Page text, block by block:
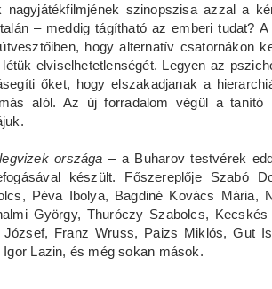
nagyjátékfilmjének szinopszisa azzal a
– meddig tágítható az emberi tudat?
hogy alternatív csatornákon
elviselhetetlenségét. Legyen az
őket, hogy elszakadjanak a
alól. Az új forradalom végül a tanító
országa – a Buharov testvérek
készült. Főszereplője Szabó
Péva Ibolya, Bagdiné Kovács Mária,
György, Thuróczy Szabolcs,
József, Franz Wruss, Paizs Miklós, Gut
Igor Lazin, és még sokan mások.